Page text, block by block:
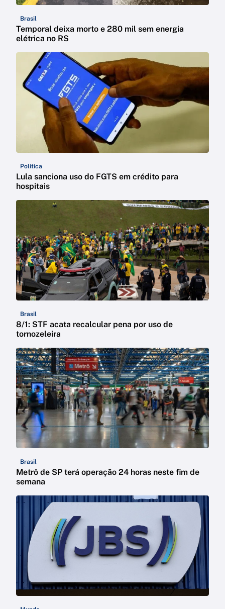
Brasil
Temporal deixa morto e 280 mil sem energia
elétrica no RS
Política
Lula sanciona uso do FGTS em crédito para
hospitais
Brasil
8/1: STF acata recalcular pena por uso de
tornozeleira
Brasil
Metrô de SP terá operação 24 horas neste fim de
semana